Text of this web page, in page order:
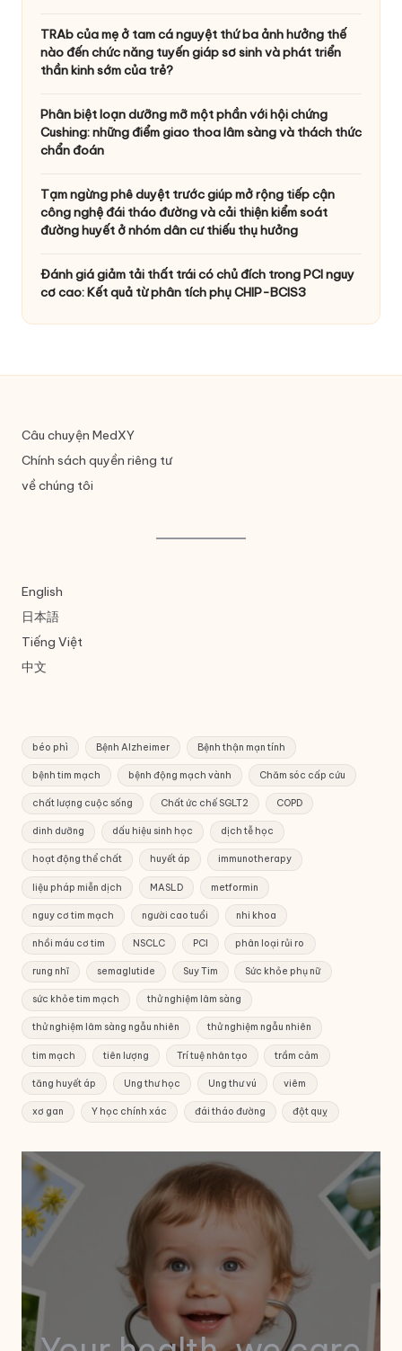
TRAb của mẹ ở tam cá nguyệt thứ ba ảnh hưởng thế
nào đến chức năng tuyến giáp sơ sinh và phát triển
thần kinh sớm của trẻ?
Phân biệt loạn dưỡng mỡ một phần với hội chứng
Cushing: những điểm giao thoa lâm sàng và thách thức
chẩn đoán
Tạm ngừng phê duyệt trước giúp mở rộng tiếp cận
công nghệ đái tháo đường và cải thiện kiểm soát
đường huyết ở nhóm dân cư thiếu thụ hưởng
Đánh giá giảm tải thất trái có chủ đích trong PCI nguy
cơ cao: Kết quả từ phân tích phụ CHIP-BCIS3
Câu chuyện MedXY
Chính sách quyền riêng tư
về chúng tôi
English
日本語
Tiếng Việt
中文
béo phì Bệnh Alzheimer Bệnh thận mạn tính
bệnh tim mạch bệnh động mạch vành Chăm sóc cấp cứu
chất lượng cuộc sống Chất ức chế SGLT2 COPD
dinh dưỡng dấu hiệu sinh học dịch tễ học
hoạt động thể chất huyết áp immunotherapy
liệu pháp miễn dịch MASLD metformin
nguy cơ tim mạch người cao tuổi nhi khoa
nhồi máu cơ tim NSCLC PCI phân loại rủi ro
rung nhĩ semaglutide Suy Tim Sức khỏe phụ nữ
sức khỏe tim mạch thử nghiệm lâm sàng
thử nghiệm lâm sàng ngẫu nhiên thử nghiệm ngẫu nhiên
tim mạch tiên lượng Trí tuệ nhân tạo trầm cảm
tăng huyết áp Ung thư học Ung thư vú viêm
xơ gan Y học chính xác đái tháo đường đột quỵ